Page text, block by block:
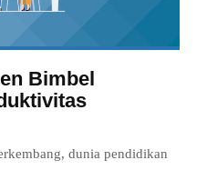
Bimbel
dunia pendidikan